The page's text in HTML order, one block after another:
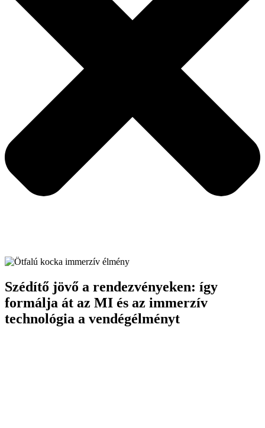
Szédítő jövő a rendezvényeken: így
formálja át az MI és az immerzív
technológia a vendégélményt